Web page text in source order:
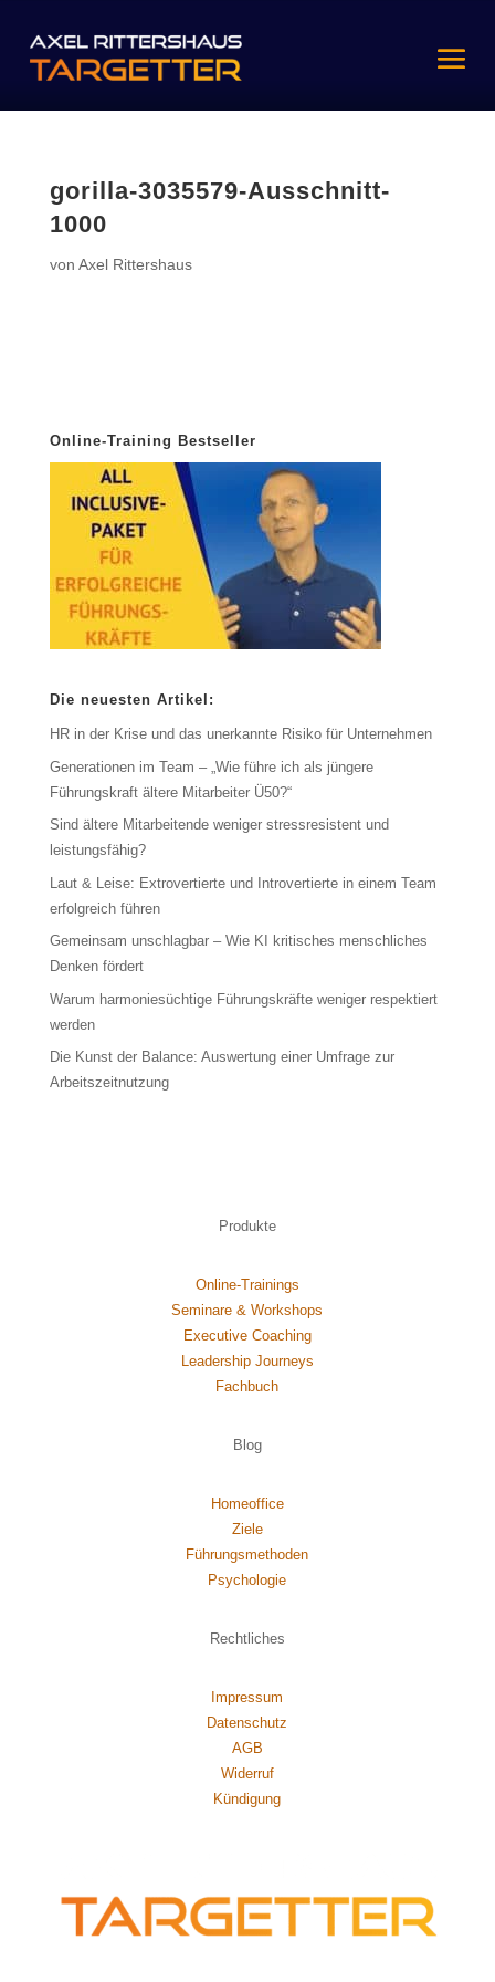
gorilla-3035579-Ausschnitt-
1000
von Axel Rittershaus
Online-Training Bestseller
Die neuesten Artikel:
HR in der Krise und das unerkannte Risiko für Unternehmen
Generationen im Team – „Wie führe ich als jüngere
Führungskraft ältere Mitarbeiter Ü50?“
Sind ältere Mitarbeitende weniger stressresistent und
leistungsfähig?
Laut & Leise: Extrovertierte und Introvertierte in einem Team
erfolgreich führen
Gemeinsam unschlagbar – Wie KI kritisches menschliches
Denken fördert
Warum harmoniesüchtige Führungskräfte weniger respektiert
werden
Die Kunst der Balance: Auswertung einer Umfrage zur
Arbeitszeitnutzung
Produkte
Online-Trainings
Seminare & Workshops
Executive Coaching
Leadership Journeys
Fachbuch
Blog
Homeoffice
Ziele
Führungsmethoden
Psychologie
Rechtliches
Impressum
Datenschutz
AGB
Widerruf
Kündigung